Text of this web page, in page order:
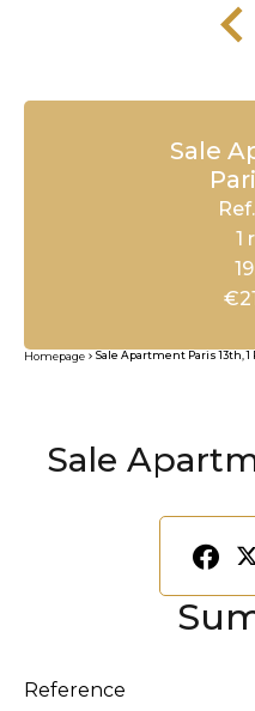
Sale
1
Homepage Sale Apartment Paris 13th, 1
Sale
Reference